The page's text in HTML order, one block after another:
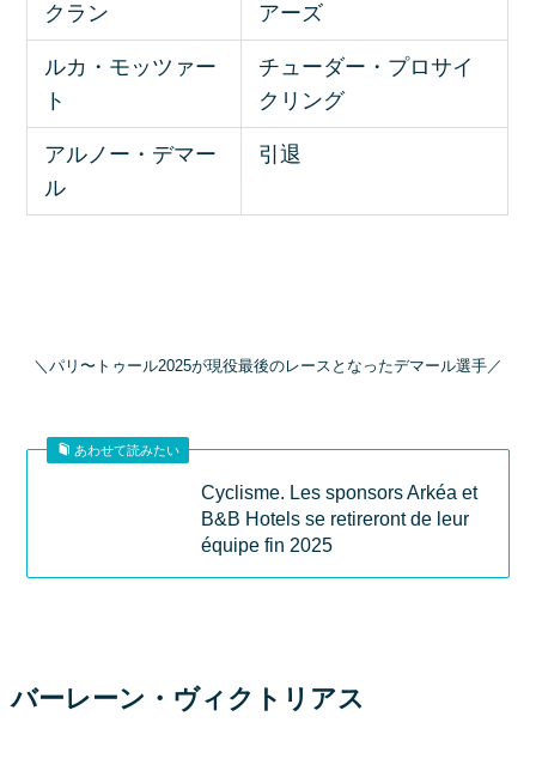
クラン
アーズ
ルカ・モッツァー
ト
チューダー・プロサイ
クリング
アルノー・デマー
ル
引退
＼パリ〜トゥール2025が現役最後のレースとなったデマール選手／
あわせて読みたい
Cyclisme. Les sponsors Arkéa et
B&B Hotels se retireront de leur
équipe fin 2025
バーレーン・ヴィクトリアス